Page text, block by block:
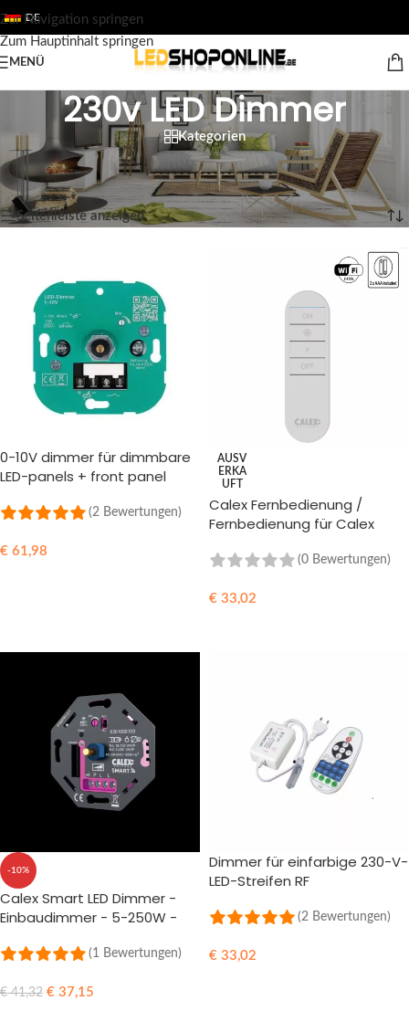
Zur Navigation springen
Zum Hauptinhalt springen
DE
MENÜ
230v LED Dimmer
Kategorien
Startseite / Shop/Ausgabe /ZUBEHÖR/230v LED Dimmer
Alle 12 Ergebnisse werden angezeigt
Seitenleiste anzeigen
0-10V dimmer für dimmbare
LED-panels + front panel
(2 Bewertungen)
€ 61,98
AUSV
ERKA
UFT
Calex Fernbedienung /
Fernbedienung für Calex
(0 Bewertungen)
€ 33,02
-10%
Calex Smart LED Dimmer -
Einbaudimmer - 5-250W -
LED und herkömmlichen
Installation
(1 Bewertungen)
€41,32 € 37,15
Dimmer für einfarbige 230-V-
LED-Streifen RF
(2 Bewertungen)
€ 33,02